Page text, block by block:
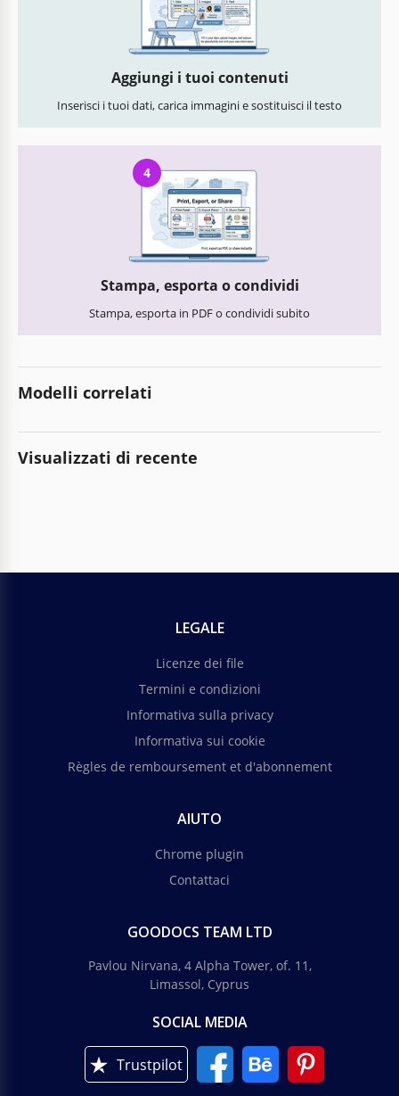
Aggiungi i tuoi contenuti
Inserisci i tuoi dati, carica immagini e sostituisci il testo
4
Stampa, esporta o condividi
Stampa, esporta in PDF o condividi subito
Modelli correlati
Visualizzati di recente
LEGALE
Licenze dei file
Termini e condizioni
Informativa sulla privacy
Informativa sui cookie
Règles de remboursement et d'abonnement
AIUTO
Chrome plugin
Contattaci
GOODOCS TEAM LTD
Pavlou Nirvana, 4 Alpha Tower, of. 11,
Limassol, Cyprus
SOCIAL MEDIA
Trustpilot